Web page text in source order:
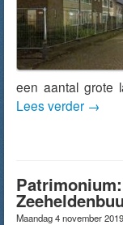
een aantal grote
Lees verder →
Maandag 4 november 2019